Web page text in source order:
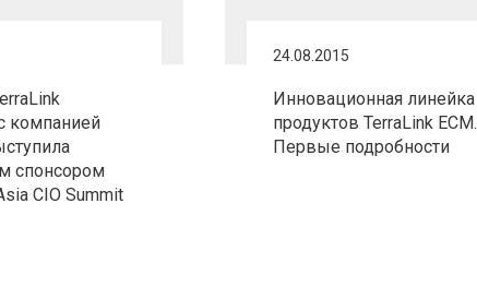
компанией
спонсором
CIO Summit
24.08.2015
Инновационная линейка
продуктов TerraLink ECM.
Первые подробности